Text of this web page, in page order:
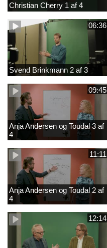
Christian Cherry 1 af 4
06:36
Svend Brinkmann 2 af 3
09:45
Anja Andersen og Toudal 3 af
4
11:11
Anja Andersen og Toudal 2 af
4
12:14